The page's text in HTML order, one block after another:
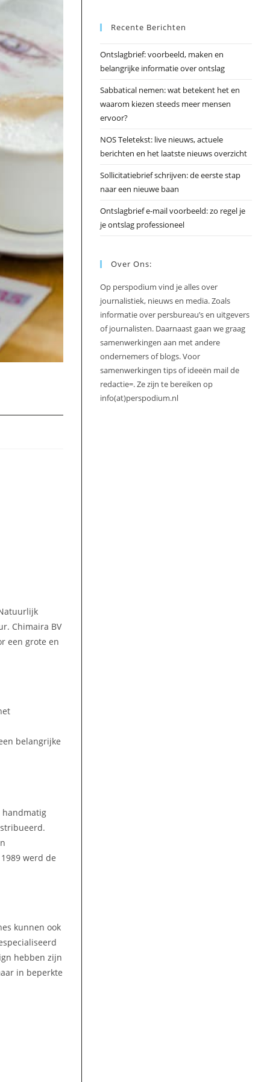
Chimaira BV
een grote en
belangrijke
handmatig
werd de
kunnen ook
hebben zijn
in beperkte
Recente Berichten
Ontslagbrief: voorbeeld, maken en
belangrijke informatie over ontslag
Sabbatical nemen: wat betekent het en
waarom kiezen steeds meer mensen
ervoor?
NOS Teletekst: live nieuws, actuele
berichten en het laatste nieuws overzicht
Sollicitatiebrief schrijven: de eerste stap
naar een nieuwe baan
Ontslagbrief e-mail voorbeeld: zo regel je
je ontslag professioneel
Over Ons:
Op perspodium vind je alles over
journalistiek, nieuws en media. Zoals
informatie over persbureau’s en uitgevers
of journalisten. Daarnaast gaan we graag
samenwerkingen aan met andere
ondernemers of blogs. Voor
samenwerkingen tips of ideeën mail de
redactie=. Ze zijn te bereiken op
info(at)perspodium.nl